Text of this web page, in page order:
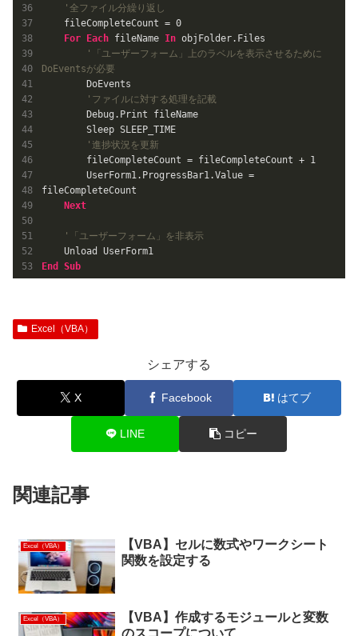
'全ファイル分繰り返し
    fileCompleteCount =
0
For
Each fileName In objFolder.Files
'「ユーザーフォーム」上のラベルを表示させるために
DoEventsが必要
'ファイルに対する処理を記載
'進捗状況を更新
        fileCompleteCount = fileCompleteCount +
1
fileCompleteCount
Next
'「ユーザーフォーム」を非表示
End
Sub
Excel（VBA）
シェアする
X Facebook はてブ
LINE コピー
関連記事
Excel（VBA）
【VBA】セルに数式やワークシート
関数を設定する
Excel（VBA）
【VBA】作成するモジュールと変数